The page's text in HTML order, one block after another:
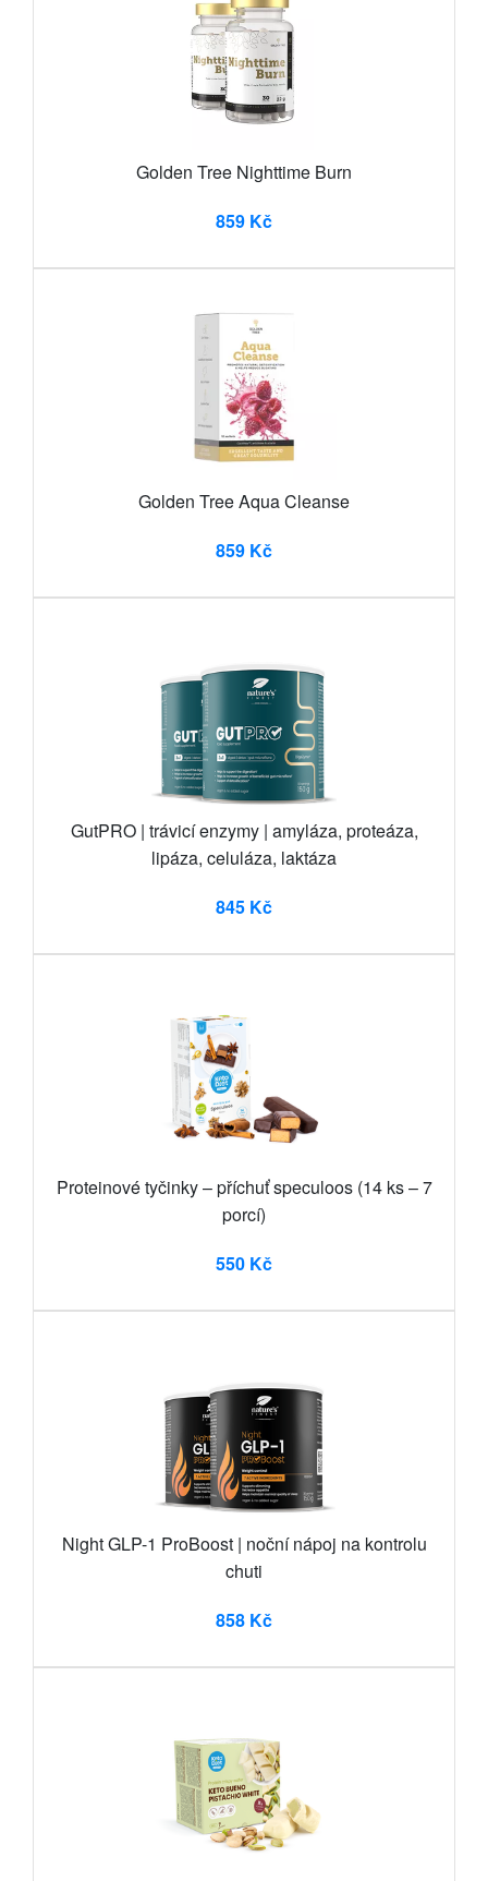
Golden Tree Nighttime Burn
859 Kč
Golden Tree Aqua Cleanse
859 Kč
GutPRO | trávicí enzymy | amyláza, proteáza,
lipáza, celuláza, laktáza
845 Kč
Proteinové tyčinky – příchuť speculoos (14 ks – 7
porcí)
550 Kč
Night GLP-1 ProBoost | noční nápoj na kontrolu
chuti
858 Kč